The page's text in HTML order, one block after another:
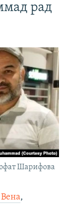
рад
Шарифова
,